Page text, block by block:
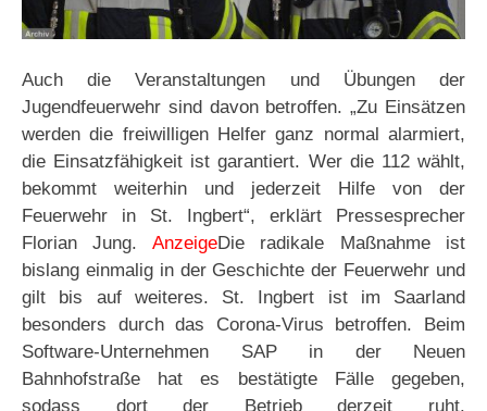
Auch die Veranstaltungen und Übungen der
Jugendfeuerwehr sind davon betroffen. „Zu Einsätzen
werden die freiwilligen Helfer ganz normal alarmiert,
die Einsatzfähigkeit ist garantiert. Wer die 112 wählt,
bekommt weiterhin und jederzeit Hilfe von der
Feuerwehr in St. Ingbert“, erklärt Pressesprecher
Florian Jung. AnzeigeDie radikale Maßnahme ist
bislang einmalig in der Geschichte der Feuerwehr und
gilt bis auf weiteres. St. Ingbert ist im Saarland
besonders durch das Corona-Virus betroffen. Beim
Software-Unternehmen SAP in der Neuen
Bahnhofstraße hat es bestätigte Fälle gegeben,
sodass dort der Betrieb derzeit ruht.